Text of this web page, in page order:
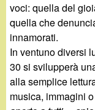
voci: quella del
quella che
innamorati.
In ventuno diversi
30 si svilupperà
alla semplice
musica, immagini